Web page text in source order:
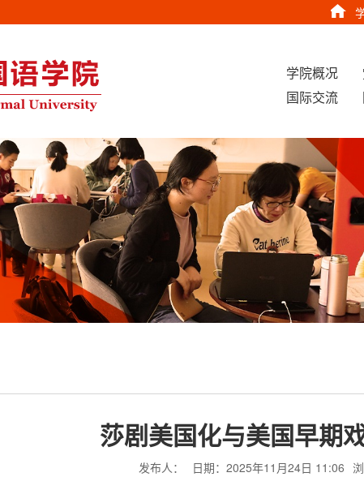
学院概况
国际交流
莎剧美国化与美国早期
发布人： 日期：2025年11月24日 11:06